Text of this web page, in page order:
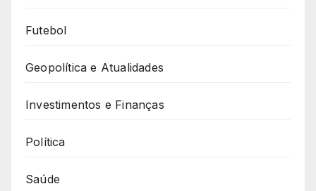
Futebol
Geopolítica e Atualidades
Investimentos e Finanças
Política
Saúde